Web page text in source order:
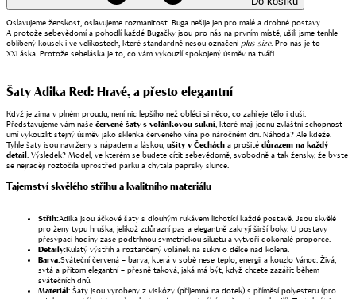
Oslavujeme ženskost, oslavujeme rozmanitost. Buga nešije jen pro malé a drobné postavy.
A protože sebevědomí a pohodlí každé Bugačky jsou pro nás na prvním místě, ušili jsme tenhle
oblíbený kousek i ve velikostech, které standardně nesou označeníplus size. Pro nás je to
XXLáska. Protože sebeláska je to, co vám vykouzlí spokojený úsměv na tváři.
Šaty Adika Red: Hravé, a přesto elegantní
Když je zima v plném proudu, není nic lepšího než obléci si něco, co zahřeje tělo i duši.
Představujeme vám naše červené šaty s volánkovou sukní, které mají jednu zvláštní schopnost –
umí vykouzlit stejný úsměv jako sklenka červeného vína po náročném dni. Náhoda? Ale kdeže.
Tyhle šaty jsou navrženy s nápadem a láskou, ušity v Čechách a prošité důrazem na každý
detail. Výsledek? Model, ve kterém se budete cítit sebevědomě, svobodně a tak žensky, že byste
se nejraději roztočila uprostřed parku a chytala paprsky slunce.
Tajemství skvělého střihu a kvalitního materiálu
Střih:Adika jsou áčkové šaty s dlouhým rukávem lichotící každé postavě. Jsou skvělé
pro ženy typu hruška, jelikož zdůrazní pas a elegantně zakryjí širší boky. U postavy
přesýpací hodiny zase podtrhnou symetrickou siluetu a vytvoří dokonalé proporce.
Detaily:Kulatý výstřih a roztančený volánek na sukni o délce nad kolena.
Barva:Sváteční červená – barva, která v sobě nese teplo, energii a kouzlo Vánoc. Živá,
sytá a přitom elegantní – přesně taková, jaká má být, když chcete zazářit během
svátečních dnů.
Materiál: Šaty jsou vyrobeny z viskózy (příjemná na dotek) s příměsí polyesteru (pro